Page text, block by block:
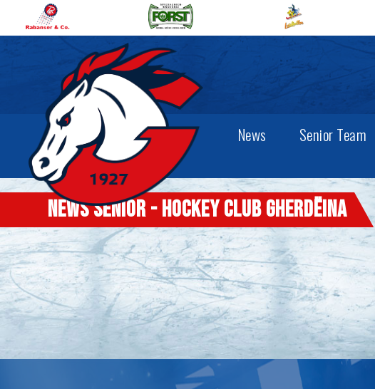
News Senior Team
News Senior - Hockey Club Gherdëina